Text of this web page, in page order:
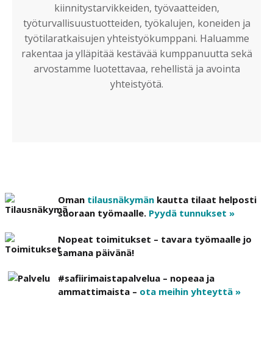
kiinnitystarvikkeiden, työvaatteiden,
työturvallisuustuotteiden, työkalujen, koneiden ja
työtilaratkaisujen yhteistyökumppani. Haluamme
rakentaa ja ylläpitää kestävää kumppanuutta sekä
arvostamme luotettavaa, rehellistä ja avointa
yhteistyötä.
Oman tilausnäkymän kautta tilaat helposti
suoraan työmaalle. Pyydä tunnukset »
Nopeat toimitukset – tavara työmaalle jo
samana päivänä!
#safiirimaistapalvelua – nopeaa ja
ammattimaista – ota meihin yhteyttä »